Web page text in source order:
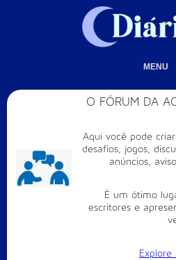
MENU
O FÓRUM DA
Aqui você pode
desafios, jogos,
anúncios,
É um ótimo
escritores e
Explore